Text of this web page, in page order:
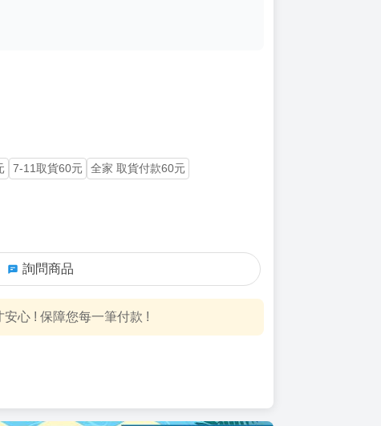
7-11取貨60元
全家 取貨付款60元
詢問商品
心 ! 保障您每一筆付款 !